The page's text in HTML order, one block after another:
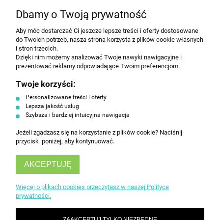
Wyrażam zgodę na przesyłanie informacji
handlowej na poniższy adres email. Więcej w
ZAPISZ SIĘ
Dbamy o Twoją prywatność
Aby móc dostarczać Ci jeszcze lepsze treści i oferty dostosowane
do Twoich potrzeb, nasza strona korzysta z plików cookie własnych
i stron trzecich.
Dzięki nim możemy analizować Twoje nawyki nawigacyjne i
prezentować reklamy odpowiadające Twoim preferencjom.
Twoje korzyści:
Personalizowane treści i oferty
Lepsza jakość usług
Szybsza i bardziej intuicyjna nawigacja
Jeżeli zgadzasz się na korzystanie z plików cookie? Naciśnij
przycisk poniżej, aby kontynuować.
AKCEPTUJĘ
Więcej o plikach cookies przeczytasz w naszej Polityce
prywatności.